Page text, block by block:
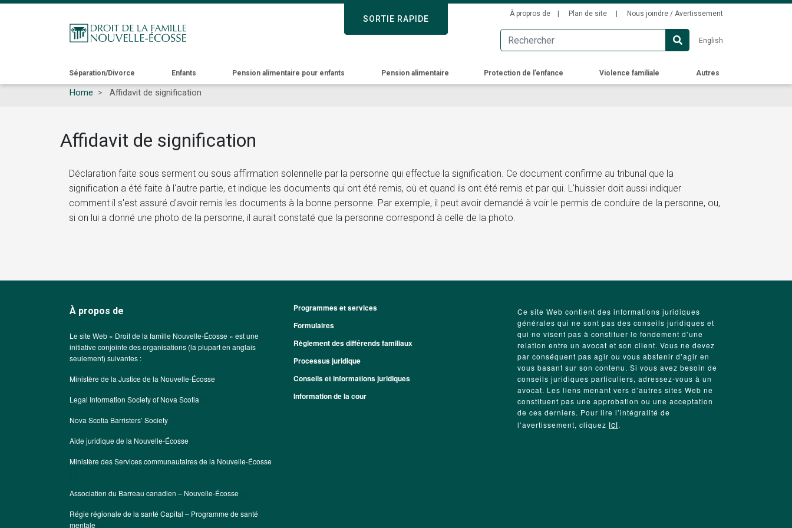
SORTIE RAPIDE
to
main
Secondary
Menu
À propros de Plan de site Nous joindre / Avertissement
English
SORTIE RAPIDE
Main
navigation
Séparation/Divorce Enfants Pension alimentaire pour enfants Pension alimentaire Protection de l’enfance Violence familiale Autres
Home Affidavit de signification
Affidavit de signification
Déclaration faite sous serment ou sous affirmation solennelle par la personne qui effectue la signification. Ce document confirme au tribunal que la
signification a été faite à l'autre partie, et indique les documents qui ont été remis, où et quand ils ont été remis et par qui. L'huissier doit aussi indiquer
comment il s'est assuré d'avoir remis les documents à la bonne personne. Par exemple, il peut avoir demandé à voir le permis de conduire de la personne, ou,
si on lui a donné une photo de la personne, il aurait constaté que la personne correspond à celle de la photo.
À propos de
Le site Web « Droit de la famille Nouvelle-Écosse » est une
initiative conjointe des organisations (la plupart en anglais
seulement) suivantes :
Ministère de la Justice de la Nouvelle-Écosse
Legal Information Society of Nova Scotia
Nova Scotia Barristers’ Society
Aide juridique de la Nouvelle-Écosse
Ministère des Services communautaires de la Nouvelle-Écosse
Association du Barreau canadien – Nouvelle-Écosse
Régie régionale de la santé Capital – Programme de santé
mentale
Footer
Programmes et services
Formulaires
Règlement des différends familiaux
Processus juridique
Conseils et informations juridiques
Information de la cour
Ce site Web contient des informations juridiques
générales qui ne sont pas des conseils juridiques et
qui ne visent pas à constituer le fondement d’une
relation entre un avocat et son client. Vous ne devez
par conséquent pas agir ou vous abstenir d’agir en
vous basant sur son contenu. Si vous avez besoin de
conseils juridiques particuliers, adressez-vous à un
avocat. Les liens menant vers d’autres sites Web ne
constituent pas une approbation ou une acceptation
de ces derniers. Pour lire l’intégralité de
l’avertissement, cliquez ici.